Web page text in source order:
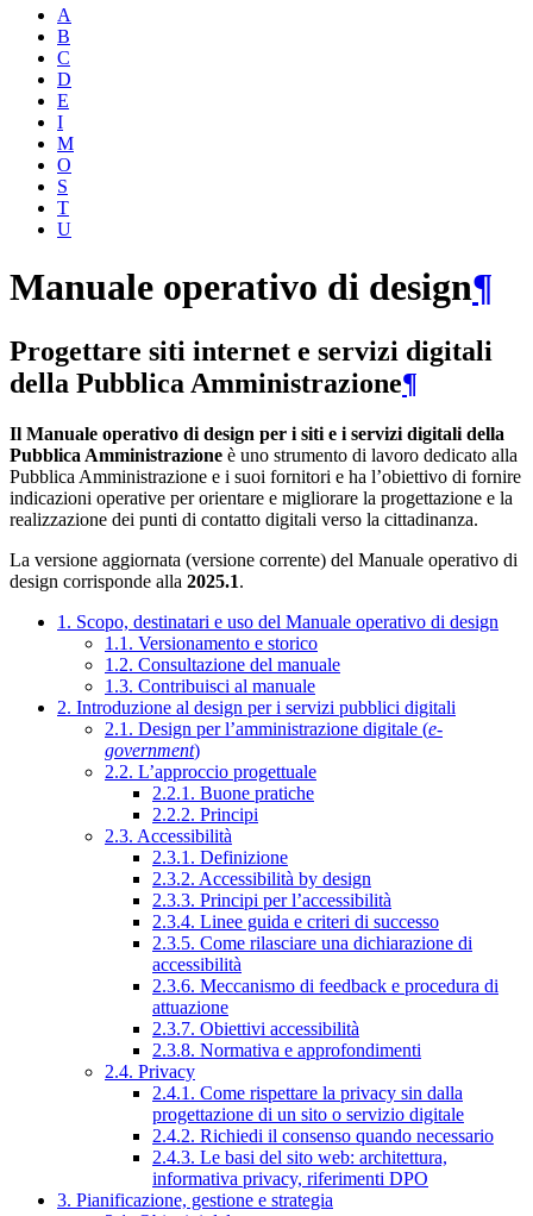
A
B
C
D
E
I
M
O
S
T
U
Manuale operativo di design¶
Progettare siti internet e servizi digitali
della Pubblica Amministrazione¶
Il Manuale operativo di design per i siti e i servizi digitali della
Pubblica Amministrazione è uno strumento di lavoro dedicato alla
Pubblica Amministrazione e i suoi fornitori e ha l’obiettivo di fornire
indicazioni operative per orientare e migliorare la progettazione e la
realizzazione dei punti di contatto digitali verso la cittadinanza.
La versione aggiornata (versione corrente) del Manuale operativo di
design corrisponde alla 2025.1.
1. Scopo, destinatari e uso del Manuale operativo di design
1.1. Versionamento e storico
1.2. Consultazione del manuale
1.3. Contribuisci al manuale
2. Introduzione al design per i servizi pubblici digitali
2.1. Design per l’amministrazione digitale (e-
government)
2.2. L’approccio progettuale
2.2.1. Buone pratiche
2.2.2. Principi
2.3. Accessibilità
2.3.1. Definizione
2.3.2. Accessibilità by design
2.3.3. Principi per l’accessibilità
2.3.4. Linee guida e criteri di successo
2.3.5. Come rilasciare una dichiarazione di
accessibilità
2.3.6. Meccanismo di feedback e procedura di
attuazione
2.3.7. Obiettivi accessibilità
2.3.8. Normativa e approfondimenti
2.4. Privacy
2.4.1. Come rispettare la privacy sin dalla
progettazione di un sito o servizio digitale
2.4.2. Richiedi il consenso quando necessario
2.4.3. Le basi del sito web: architettura,
informativa privacy, riferimenti DPO
3. Pianificazione, gestione e strategia